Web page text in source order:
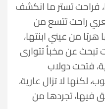
فراحت تستر ما انكشف
راحت تتسع من
من عيني ابنتها،
تبحث عن مخبأ تتوارى
فتحت دولاب
لكنها لا تزال عارية،
فيها، تجردها من